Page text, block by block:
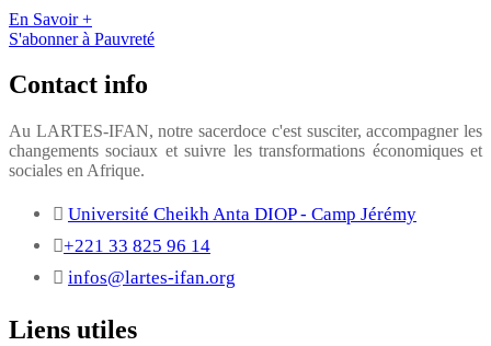
En Savoir +
S'abonner à Pauvreté
Contact info
Au LARTES-IFAN, notre sacerdoce c'est susciter, accompagner les
changements sociaux et suivre les transformations économiques et
sociales en Afrique.
Université Cheikh Anta DIOP - Camp Jérémy
+221 33 825 96 14
infos@lartes-ifan.org
Liens utiles